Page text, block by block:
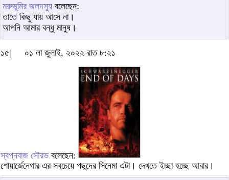
মরুভূমির জলদস্যু বলেছেন:
তাতে কিছু যায় আসে না।
আপনি আমার বন্ধু মানুষ।
১৫| ০১ লা জুলাই, ২০২২ রাত ৮:২১
স্বপ্নবাজ সৌরভ বলেছেন:
শোয়ার্জেনেগার এর সবচেয়ে পছন্দের সিনেমা এটা। দেখতে ইচ্ছা হচ্ছে আবার।